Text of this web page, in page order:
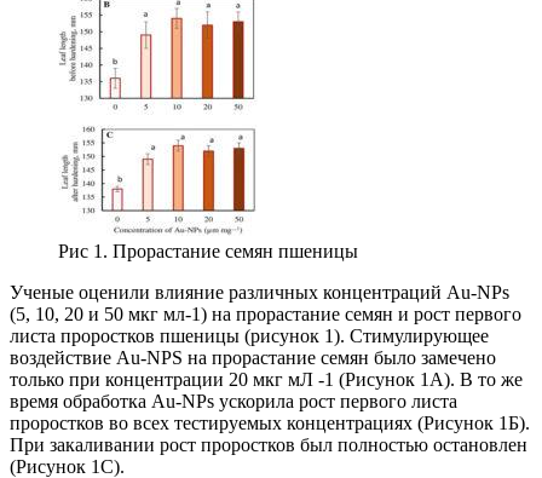
Рис 1. Прорастание семян пшеницы
Ученые оценили влияние различных концентраций Au-NPs
(5, 10, 20 и 50 мкг мл-1) на прорастание семян и рост первого
листа проростков пшеницы (рисунок 1). Стимулирующее
воздействие Au-NPS на прорастание семян было замечено
только при концентрации 20 мкг мЛ -1 (Рисунок 1А). В то же
время обработка Au-NPs ускорила рост первого листа
проростков во всех тестируемых концентрациях (Рисунок 1Б).
При закаливании рост проростков был полностью остановлен
(Рисунок 1С).